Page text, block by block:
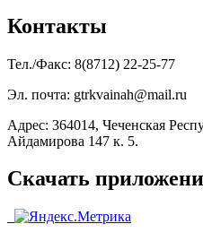
Контакты
Тел./Факс: 8(8712) 22-25-77
Эл. почта: gtrkvainah@mail.ru
Адрес: 364014, Чеченская
Айдамирова 147 к. 5.
Скачать